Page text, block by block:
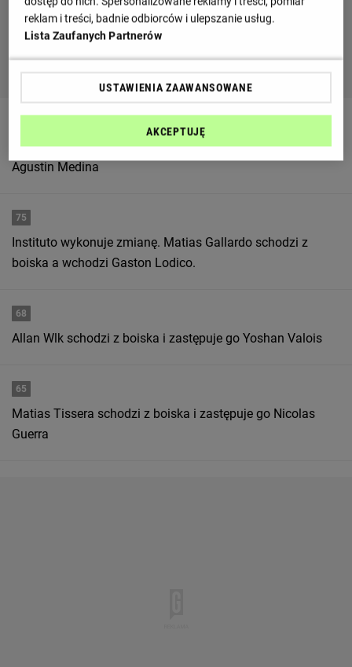
Felipe Pena Biafore schodzi z boiska i zastępuje go
Agustin Medina
75
Instituto wykonuje zmianę. Matias Gallardo schodzi z
boiska a wchodzi Gaston Lodico.
68
Allan Wlk schodzi z boiska i zastępuje go Yoshan Valois
65
Matias Tissera schodzi z boiska i zastępuje go Nicolas
Guerra
reklam i treści, badnie odbiorców i ulepszanie usług.
Lista Zaufanych Partnerów
USTAWIENIA ZAAWANSOWANE
AKCEPTUJĘ